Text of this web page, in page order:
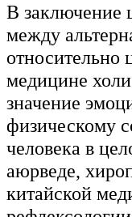
В заключение
между
относительно
медицине
значение
физическому
человека в
аюрведе,
китайской